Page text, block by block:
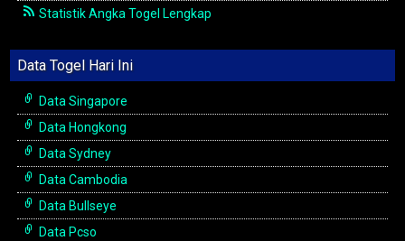
Statistik Angka Togel Lengkap
Data Togel Hari Ini
Data Singapore
Data Hongkong
Data Sydney
Data Cambodia
Data Bullseye
Data Pcso